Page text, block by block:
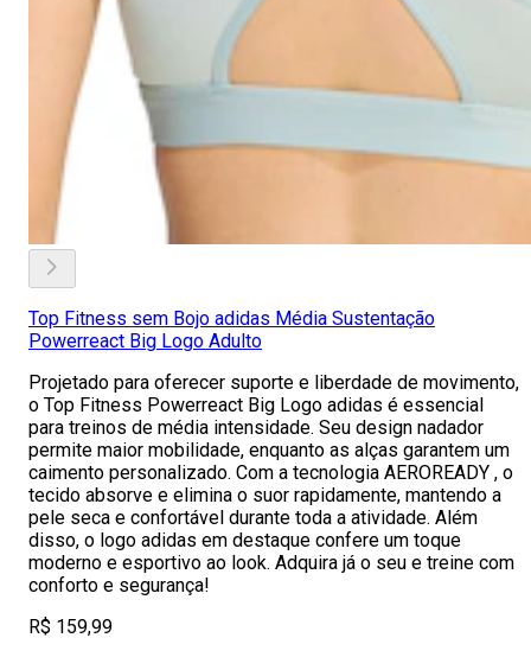
Top Fitness sem Bojo adidas Média Sustentação
Powerreact Big Logo Adulto
Projetado para oferecer suporte e liberdade de movimento,
o Top Fitness Powerreact Big Logo adidas é essencial
para treinos de média intensidade. Seu design nadador
permite maior mobilidade, enquanto as alças garantem um
caimento personalizado. Com a tecnologia AEROREADY , o
tecido absorve e elimina o suor rapidamente, mantendo a
pele seca e confortável durante toda a atividade. Além
disso, o logo adidas em destaque confere um toque
moderno e esportivo ao look. Adquira já o seu e treine com
conforto e segurança!
R$ 159,99